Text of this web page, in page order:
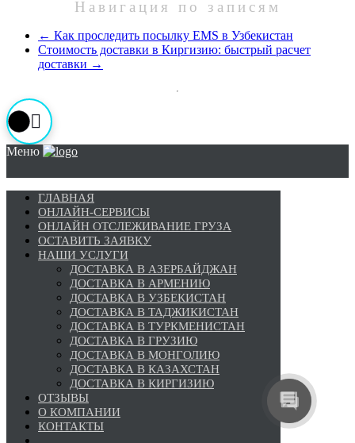
Навигация по записям
← Как проследить посылку EMS в Узбекистан
Стоимость доставки в Киргизию: быстрый расчет
доставки →
Меню
ГЛАВНАЯ
ОНЛАЙН-СЕРВИСЫ
ОНЛАЙН ОТСЛЕЖИВАНИЕ ГРУЗА
ОСТАВИТЬ ЗАЯВКУ
НАШИ УСЛУГИ
ДОСТАВКА В АЗЕРБАЙДЖАН
ДОСТАВКА В АРМЕНИЮ
ДОСТАВКА В УЗБЕКИСТАН
ДОСТАВКА В ТАДЖИКИСТАН
ДОСТАВКА В ТУРКМЕНИСТАН
ДОСТАВКА В ГРУЗИЮ
ДОСТАВКА В МОНГОЛИЮ
ДОСТАВКА В КАЗАХСТАН
ДОСТАВКА В КИРГИЗИЮ
ОТЗЫВЫ
О КОМПАНИИ
КОНТАКТЫ